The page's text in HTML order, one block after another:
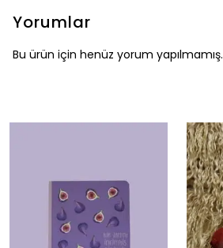
Yorumlar
Bu ürün için henüz yorum yapılmamış.